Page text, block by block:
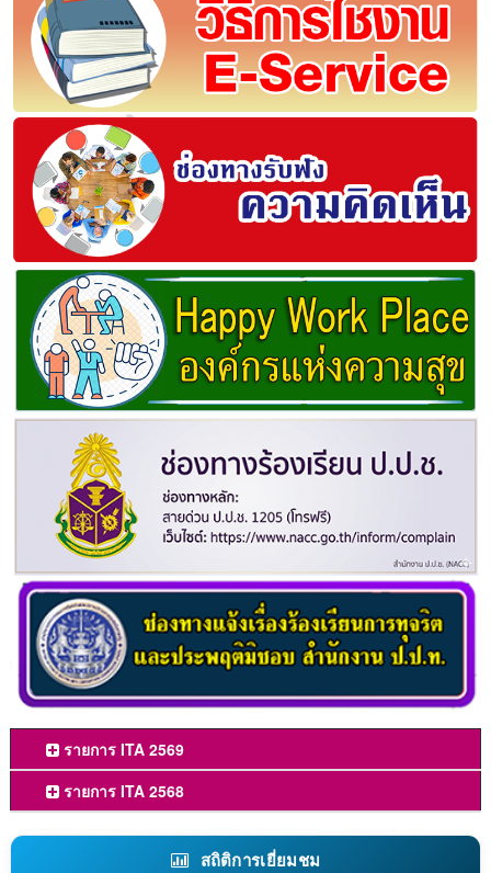
รายการ ITA 2569
รายการ ITA 2568
สถิติการเยี่ยมชม